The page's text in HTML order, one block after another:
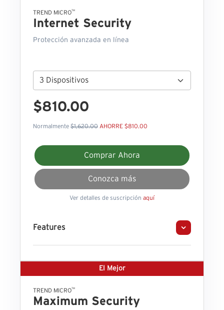
TREND MICRO™
Internet Security
Protección avanzada en línea
$810.00
Normalmente $1,620.00 AHORRE $810.00
Comprar Ahora
Conozca más
Ver detalles de suscripción aquí
Features
El Mejor
TREND MICRO™
Maximum Security